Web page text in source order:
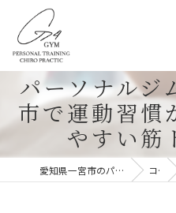
パーソナルジ
市で運動習慣
やすい筋
愛知県一宮市のパーソナルジムならG-4GYM コラム